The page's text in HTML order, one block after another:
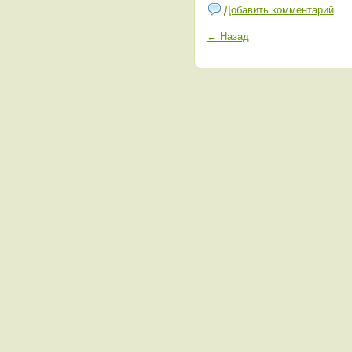
Добавить комментарий
← Назад